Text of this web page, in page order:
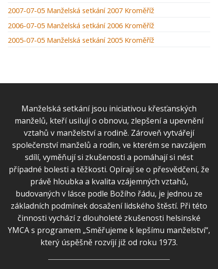
2007-07-05 Manželská setkání 2007 Kroměříž
2006-07-05 Manželská setkání 2006 Kroměříž
2005-07-05 Manželská setkání 2005 Kroměříž
Manželská setkání jsou iniciativou křesťanských
manželů, kteří usilují o obnovu, zlepšení a upevnění
vztahů v manželství a rodině. Zároveň vytvářejí
společenství manželů a rodin, ve kterém se navzájem
sdílí, vyměňují si zkušenosti a pomáhají si nést
případné bolesti a těžkosti. Opírají se o přesvědčení, že
právě hloubka a kvalita vzájemných vztahů,
budovaných v lásce podle Božího řádu, je jednou ze
základních podmínek dosažení lidského štěstí. Při této
činnosti vychází z dlouholeté zkušenosti helsinské
YMCA s programem „Směřujeme k lepšímu manželství“,
který úspěšně rozvíjí již od roku 1973.